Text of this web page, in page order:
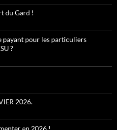
du Gard !
payant pour les particuliers
?
2026.